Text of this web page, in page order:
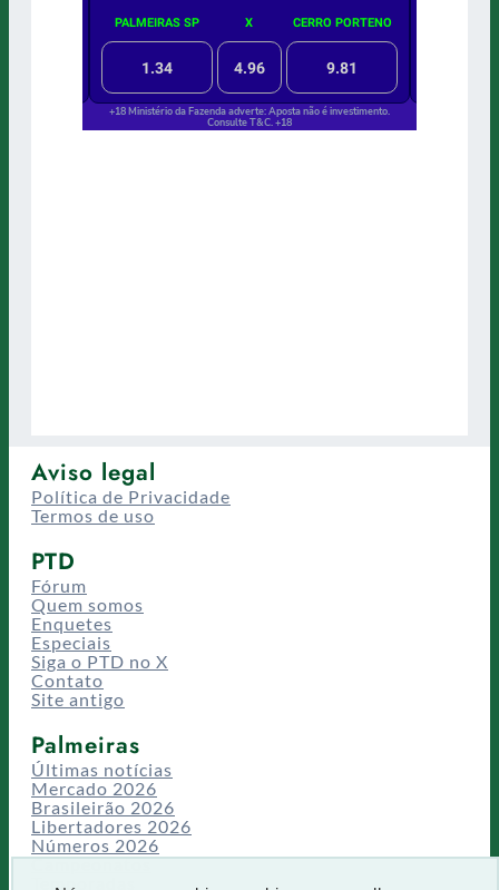
Aviso legal
Política de Privacidade
Termos de uso
PTD
Fórum
Quem somos
Enquetes
Especiais
Siga o PTD no X
Contato
Site antigo
Palmeiras
Últimas notícias
Mercado 2026
Brasileirão 2026
Libertadores 2026
Números 2026
Campeonatos
Temporadas